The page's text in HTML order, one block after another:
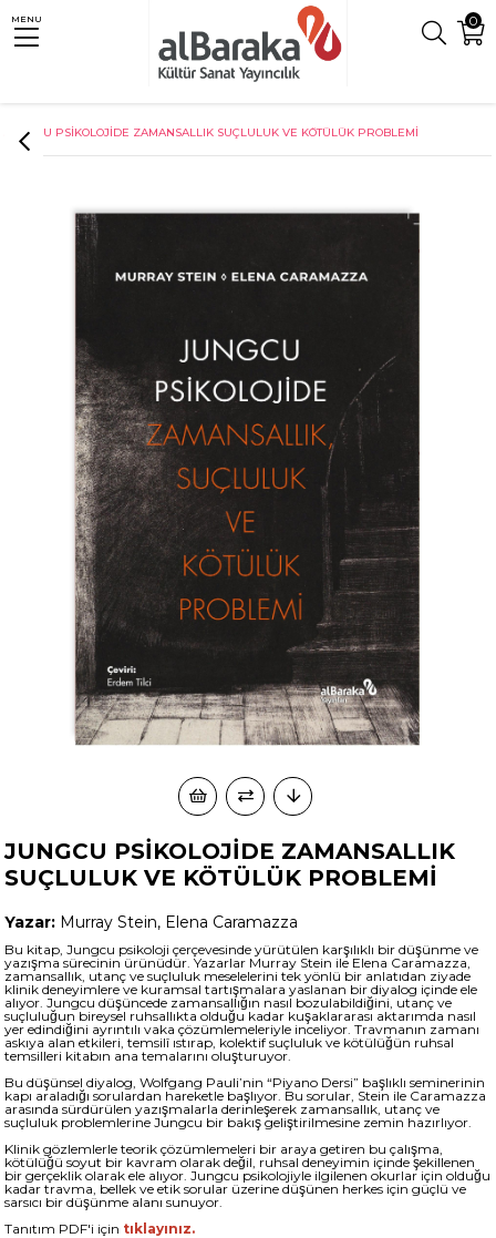
0
MENU
JUNGCU PSİKOLOJİDE ZAMANSALLIK SUÇLULUK VE KÖTÜLÜK PROBLEMİ
JUNGCU PSİKOLOJİDE ZAMANSALLIK
SUÇLULUK VE KÖTÜLÜK PROBLEMİ
Yazar: Murray Stein, Elena Caramazza
Bu kitap, Jungcu psikoloji çerçevesinde yürütülen karşılıklı bir düşünme ve
yazışma sürecinin ürünüdür. Yazarlar Murray Stein ile Elena Caramazza,
zamansallık, utanç ve suçluluk meselelerini tek yönlü bir anlatıdan ziyade
klinik deneyimlere ve kuramsal tartışmalara yaslanan bir diyalog içinde ele
alıyor. Jungcu düşüncede zamansallığın nasıl bozulabildiğini, utanç ve
suçluluğun bireysel ruhsallıkta olduğu kadar kuşaklararası aktarımda nasıl
yer edindiğini ayrıntılı vaka çözümlemeleriyle inceliyor. Travmanın zamanı
askıya alan etkileri, temsilî ıstırap, kolektif suçluluk ve kötülüğün ruhsal
temsilleri kitabın ana temalarını oluşturuyor.
Bu düşünsel diyalog, Wolfgang Pauli’nin “Piyano Dersi” başlıklı seminerinin
kapı araladığı sorulardan hareketle başlıyor. Bu sorular, Stein ile Caramazza
arasında sürdürülen yazışmalarla derinleşerek zamansallık, utanç ve
suçluluk problemlerine Jungcu bir bakış geliştirilmesine zemin hazırlıyor.
Klinik gözlemlerle teorik çözümlemeleri bir araya getiren bu çalışma,
kötülüğü soyut bir kavram olarak değil, ruhsal deneyimin içinde şekillenen
bir gerçeklik olarak ele alıyor. Jungcu psikolojiyle ilgilenen okurlar için olduğu
kadar travma, bellek ve etik sorular üzerine düşünen herkes için güçlü ve
sarsıcı bir düşünme alanı sunuyor.
Tanıtım PDF'i için tıklayınız.